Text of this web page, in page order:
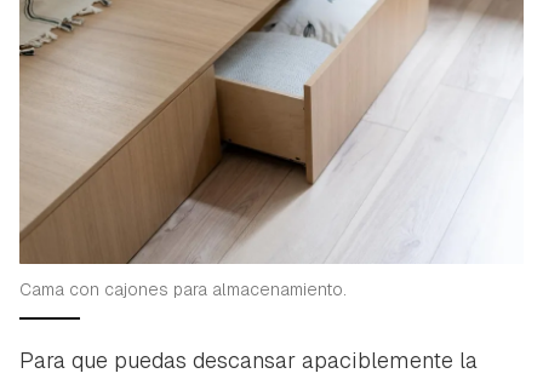
Cama con cajones para almacenamiento.
Para que puedas descansar apaciblemente la